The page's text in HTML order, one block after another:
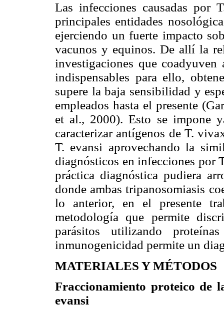
Las infecciones causadas
principales entidades
ejerciendo un fuerte impacto
vacunos y equinos. De allí la
investigaciones que
indispensables para ello,
supere la baja sensibilidad y
empleados hasta el presente
et al., 2000). Esto se impone
caracterizar antígenos de T.
T. evansi aprovechando la
diagnósticos en infecciones por
práctica diagnóstica pudiera
donde ambas tripanosomiasis
lo anterior, en el presente
metodología que permite
parásitos utilizando
inmunogenicidad permite un
MATERIALES Y MÉTODOS
Fraccionamiento proteico de
evansi